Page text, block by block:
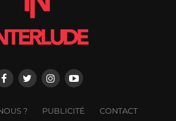
? PUBLICITÉ
CONTACT